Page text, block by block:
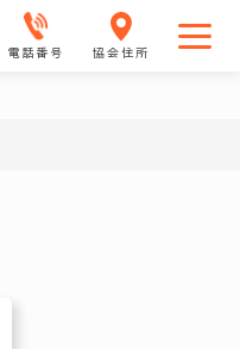
電話番号 協会住所